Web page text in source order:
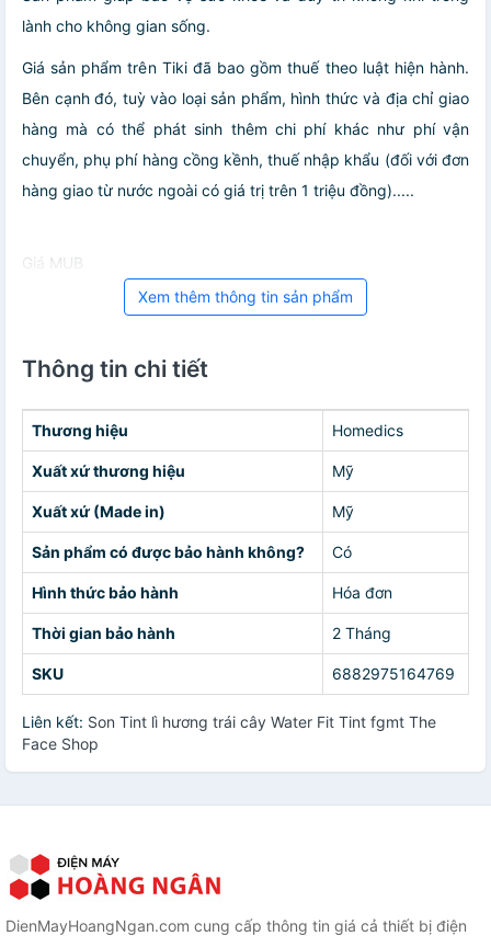
lành cho không gian sống.
Giá sản phẩm trên Tiki đã bao gồm thuế theo luật hiện hành.
Bên cạnh đó, tuỳ vào loại sản phẩm, hình thức và địa chỉ giao
hàng mà có thể phát sinh thêm chi phí khác như phí vận
chuyển, phụ phí hàng cồng kềnh, thuế nhập khẩu (đối với đơn
hàng giao từ nước ngoài có giá trị trên 1 triệu đồng).....
Giá MUB
Xem thêm thông tin sản phẩm
Thông tin chi tiết
Thương hiệu Homedics
Xuất xứ thương hiệu Mỹ
Xuất xứ (Made in) Mỹ
Sản phẩm có được bảo hành không? Có
Hình thức bảo hành Hóa đơn
Thời gian bảo hành 2 Tháng
SKU 6882975164769
Liên kết: Son Tint lì hương trái cây Water Fit Tint fgmt The
Face Shop
DienMayHoangNgan.com cung cấp thông tin giá cả thiết bị điện